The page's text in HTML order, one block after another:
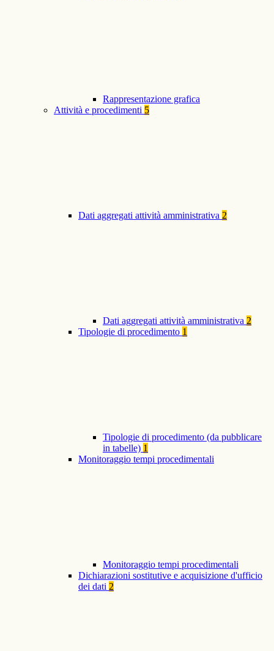
Rappresentazione grafica
Attività e procedimenti 5
Dati aggregati attività amministrativa 2
Dati aggregati attività amministrativa 2
Tipologie di procedimento 1
Tipologie di procedimento (da pubblicare
in tabelle) 1
Monitoraggio tempi procedimentali
Monitoraggio tempi procedimentali
Dichiarazioni sostitutive e acquisizione d'ufficio
dei dati 2